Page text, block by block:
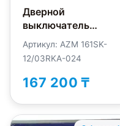
Дверной
выключатель
безопасности
Schmersal
AZM161SK-
12/03RKA-M16-24V
Артикул: AZM 161SK-
12/03RKA-024
167 200 ₸